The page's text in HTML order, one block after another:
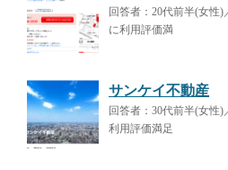
回答者：20代前半(女性)
に利用評価満
サンケイ不動産
回答者：30代前半(女性)
利用評価満足